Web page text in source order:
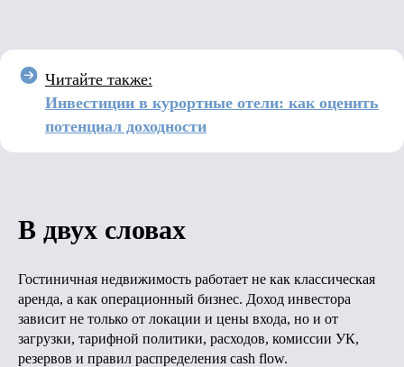
Читайте также:
Инвестиции в курортные отели: как оценить
потенциал доходности
В двух словах
Гостиничная недвижимость работает не как классическая
аренда, а как операционный бизнес. Доход инвестора
зависит не только от локации и цены входа, но и от
загрузки, тарифной политики, расходов, комиссии УК,
резервов и правил распределения cash flow.